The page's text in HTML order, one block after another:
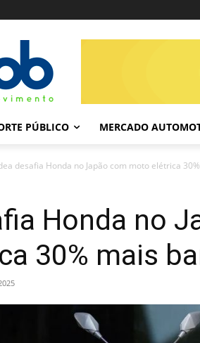
PÚBLICO MERCADO
desafia Honda no Japão com moto elétrica
Honda no
30% mais